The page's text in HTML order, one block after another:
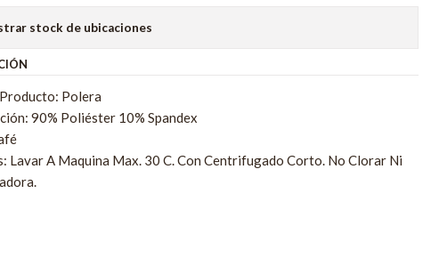
stock de ubicaciones
Polera
90% Poliéster 10% Spandex
Lavar A Maquina Max. 30 C. Con Centrifugado Corto. No Clorar Ni